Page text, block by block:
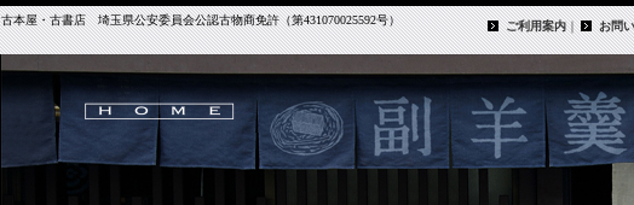
古本屋・古書店 埼玉県公安委員会公認古物商免許（第431070025592号） ご利用案内｜ お問